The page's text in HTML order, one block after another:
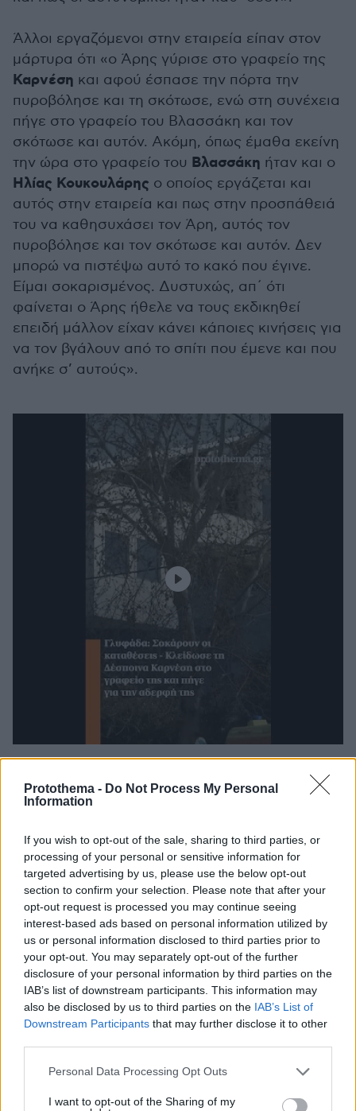
Protothema - Do Not Process My Personal
Information
If you wish to opt-out of the sale, sharing to third parties, or
processing of your personal or sensitive information for
targeted advertising by us, please use the below opt-out
section to confirm your selection. Please note that after your
opt-out request is processed you may continue seeing
interest-based ads based on personal information utilized by
us or personal information disclosed to third parties prior to
your opt-out. You may separately opt-out of the further
disclosure of your personal information by third parties on the
IAB’s list of downstream participants. This information may
also be disclosed by us to third parties on the IAB’s List of
Downstream Participants that may further disclose it to other
Please note that this website/app uses one or more Google
not limited to your visit or usage behaviour. You may click to
Personal Data Processing Opt Outs
I want to opt-out of the Sharing of my
Άλλοι εργαζόμενοι στην εταιρεία είπαν στον
μάρτυρα ότι «ο Άρης γύρισε στο γραφείο της
Καρνέση και αφού έσπασε την πόρτα την
πυροβόλησε και τη σκότωσε, ενώ στη συνέχεια
πήγε στο γραφείο του Βλασσάκη και τον
σκότωσε και αυτόν. Ακόμη, όπως έμαθα εκείνη
την ώρα στο γραφείο του Βλασσάκη ήταν και ο
Ηλίας Κουκουλάρης ο οποίος εργάζεται και
αυτός στην εταιρεία και πως στην προσπάθειά
του να καθησυχάσει τον Άρη, αυτός τον
πυροβόλησε και τον σκότωσε και αυτόν. Δεν
μπορώ να πιστέψω αυτό το κακό που έγινε.
Είμαι σοκαρισμένος. Δυστυχώς, απ΄ ότι
φαίνεται ο Άρης ήθελε να τους εκδικηθεί
επειδή μάλλον είχαν κάνει κάποιες κινήσεις για
να τον βγάλουν από το σπίτι που έμενε και που
ανήκε σ’ αυτούς».
«Ο Άρης έβαλε την κάννη στο μάτι της κυρίας
Μαρίας και ακούστηκε μπαμ»
Ένας άλλος εργαζόμενος περιέγραψε λεπτό
προς λεπτό τη δολοφονία τηςΜαρίας Καρνέση
και αναφέρθηκε στις τελευταίες της στιγμές.
«Ηκυρία Μαρίαήρθε προς το γραφείο μου και
προσπάθησε να καλυφθεί και αυτή και τότε
πλησίασε ο Άρης. Επειδή ήμουν και εγώ εκεί
καραμπίνας
Μαρίας και ακούστηκε ξανά ένα “μπαμ”. Ο